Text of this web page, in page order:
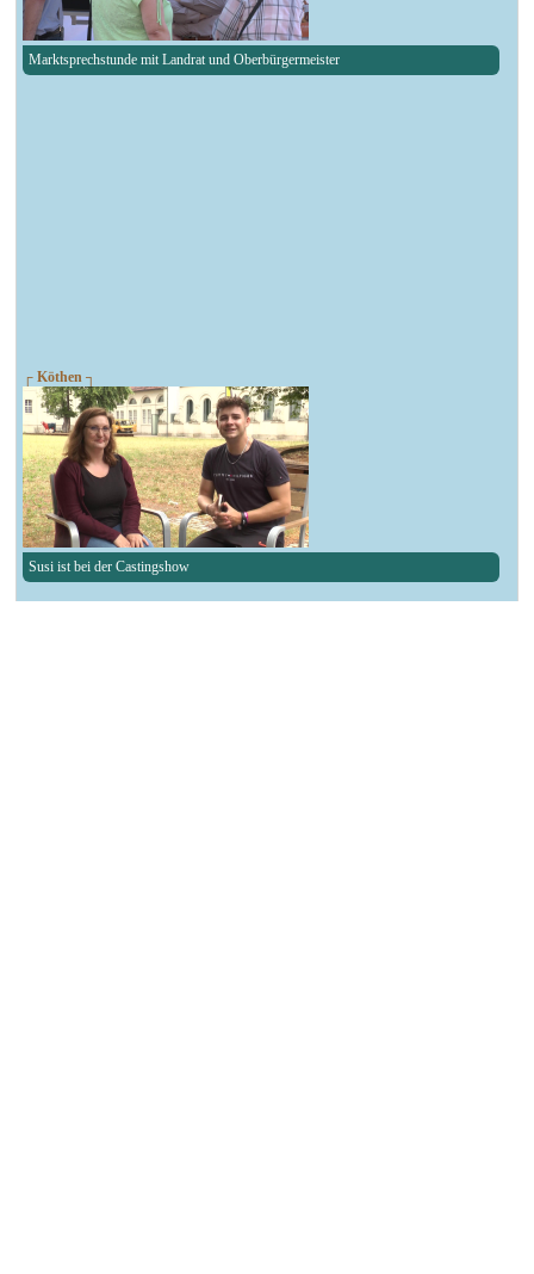
Marktsprechstunde mit Landrat und Oberbürgermeister
┌ Köthen ┐
Susi ist bei der Castingshow